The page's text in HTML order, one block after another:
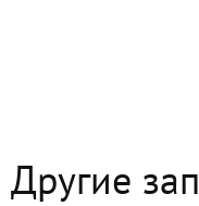
Другие